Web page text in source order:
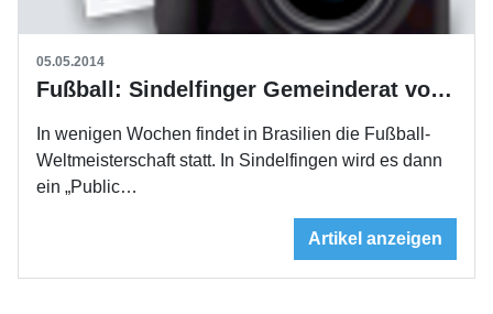
05.05.2014
Fußball: Sindelfinger Gemeinderat votiert für „Public Viewing“
In wenigen Wochen findet in Brasilien die Fußball-
Weltmeisterschaft statt. In Sindelfingen wird es dann
ein „Public…
Artikel anzeigen